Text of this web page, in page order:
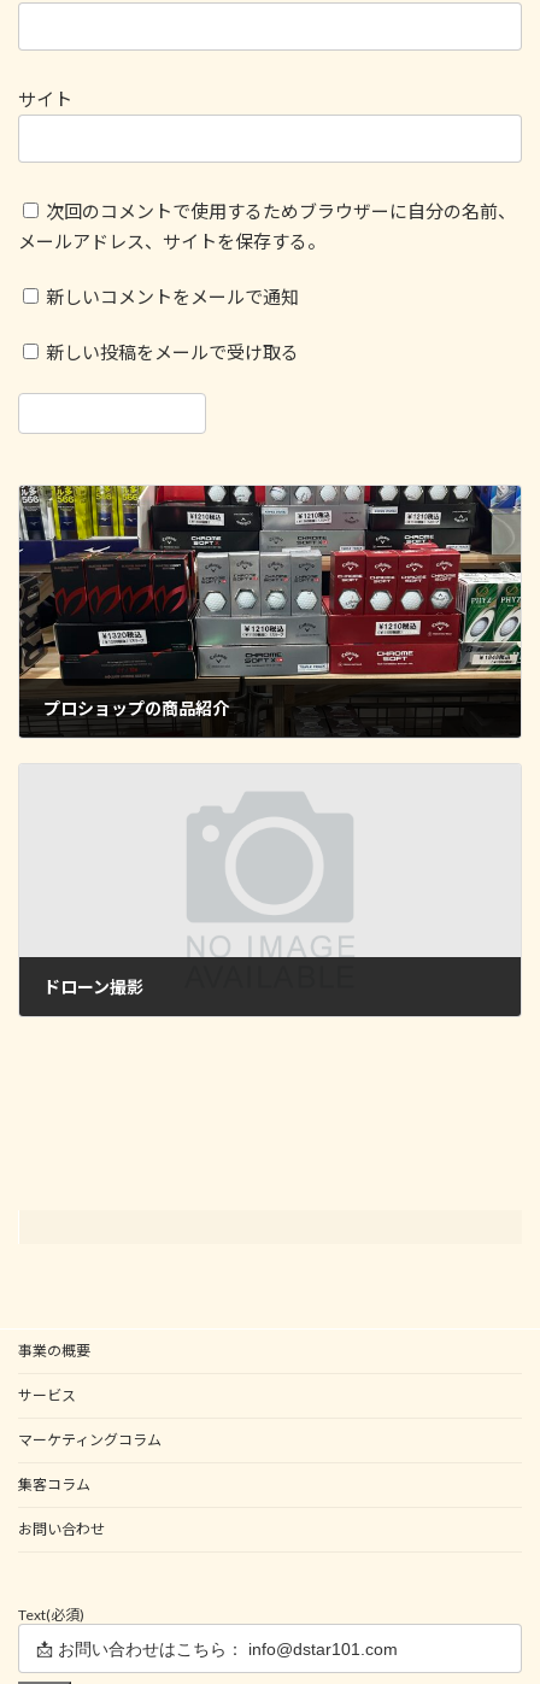
サイト
次回のコメントで使用するためブラウザーに自分の名前、
メールアドレス、サイトを保存する。
新しいコメントをメールで通知
新しい投稿をメールで受け取る
プロショップの商品紹介
ドローン撮影
事業の概要
サービス
マーケティングコラム
集客コラム
お問い合わせ
Text(必須)